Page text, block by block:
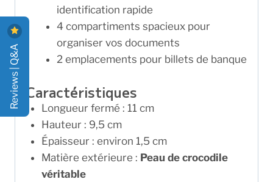
identification rapide
4 compartiments spacieux pour
organiser vos documents
2 emplacements pour billets de banque
Caractéristiques
Longueur fermé : 11 cm
Hauteur : 9,5 cm
Épaisseur : environ 1,5 cm
Matière extérieure : Peau de crocodile
véritable
Reviews | Q&A